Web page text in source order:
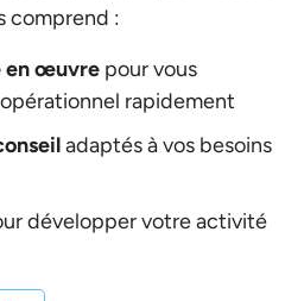
comprend :
en œuvre pour vous
rapidement
adaptés à vos besoins
développer votre activité